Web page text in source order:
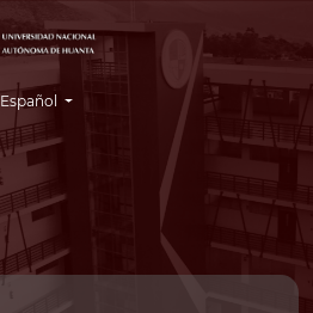
Cambiar el idioma. El idioma actual es:
Español